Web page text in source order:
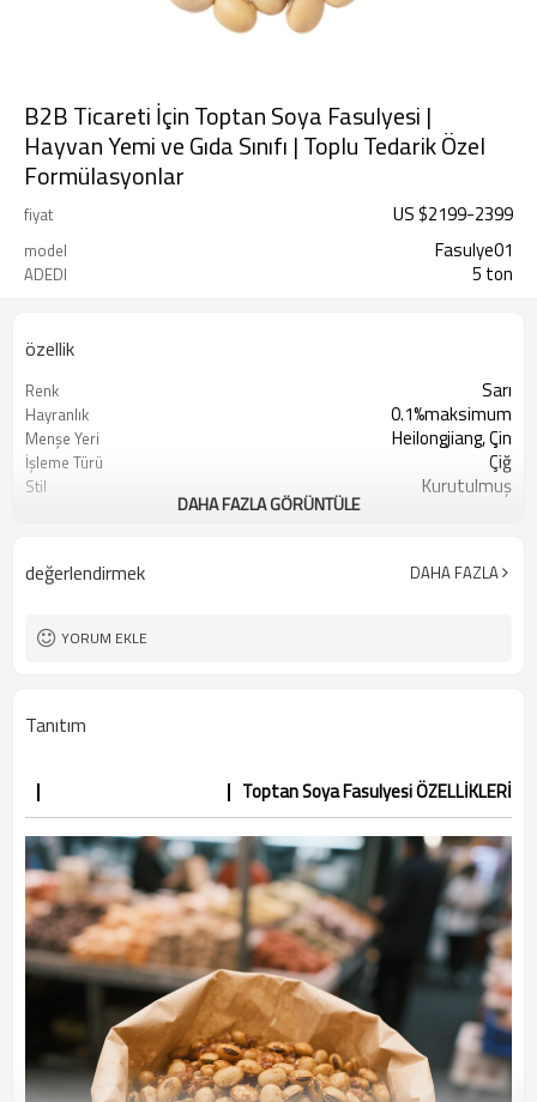
B2B Ticareti İçin Toptan Soya Fasulyesi |
Hayvan Yemi ve Gıda Sınıfı | Toplu Tedarik Özel
Formülasyonlar
fiyat US $2199-2399
model Fasulye01
ADEDI 5 ton
özellik
Renk Sarı
Hayranlık 0.1%maksimum
Menşe Yeri Heilongjiang, Çin
İşleme Türü Çiğ
Stil Kurutulmuş
Sunshine Tarım Ürünleri Ltd. Şti.
DAHA FAZLA GÖRÜNTÜLE
değerlendirmek DAHA FAZLA
YORUM EKLE
Tanıtım
Toptan Soya Fasulyesi ÖZELLİKLERİ